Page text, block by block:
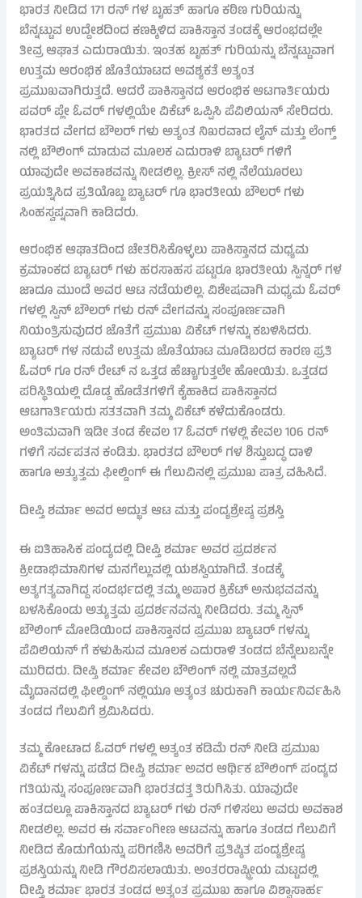
ಭಾರತ ನೀಡಿದ 171 ರನ್ ಗಳ ಬೃಹತ್ ಹಾಗೂ ಕಠಿಣ ಗುರಿಯನ್ನು
ಬೆನ್ನಟ್ಟುವ ಉದ್ದೇಶದಿಂದ ಕಣಕ್ಕಿಳಿದ ಪಾಕಿಸ್ತಾನ ತಂಡಕ್ಕೆ ಆರಂಭದಲ್ಲೇ
ತೀವ್ರ ಆಘಾತ ಎದುರಾಯಿತು. ಇಂತಹ ಬೃಹತ್ ಗುರಿಯನ್ನು ಬೆನ್ನಟ್ಟುವಾಗ
ಉತ್ತಮ ಆರಂಭಿಕ ಜೊತೆಯಾಟದ ಅವಶ್ಯಕತೆ ಅತ್ಯಂತ
ಪ್ರಮುಖವಾಗಿರುತ್ತದೆ. ಆದರೆ ಪಾಕಿಸ್ತಾನದ ಆರಂಭಿಕ ಆಟಗಾರ್ತಿಯರು
ಪವರ್ ಪ್ಲೇ ಓವರ್ ಗಳಲ್ಲಿಯೇ ವಿಕೆಟ್ ಒಪ್ಪಿಸಿ ಪೆವಿಲಿಯನ್ ಸೇರಿದರು.
ಭಾರತದ ವೇಗದ ಬೌಲರ್ ಗಳು ಅತ್ಯಂತ ನಿಖರವಾದ ಲೈನ್ ಮತ್ತು ಲೆಂಗ್ತ್
ನಲ್ಲಿ ಬೌಲಿಂಗ್ ಮಾಡುವ ಮೂಲಕ ಎದುರಾಳಿ ಬ್ಯಾಟರ್ ಗಳಿಗೆ
ಯಾವುದೇ ಅವಕಾಶವನ್ನು ನೀಡಲಿಲ್ಲ. ಕ್ರೀಸ್ ನಲ್ಲಿ ನೆಲೆಯೂರಲು
ಪ್ರಯತ್ನಿಸಿದ ಪ್ರತಿಯೊಬ್ಬ ಬ್ಯಾಟರ್ ಗೂ ಭಾರತೀಯ ಬೌಲರ್ ಗಳು
ಸಿಂಹಸ್ವಪ್ನವಾಗಿ ಕಾಡಿದರು.
ಆರಂಭಿಕ ಆಘಾತದಿಂದ ಚೇತರಿಸಿಕೊಳ್ಳಲು ಪಾಕಿಸ್ತಾನದ ಮಧ್ಯಮ
ಕ್ರಮಾಂಕದ ಬ್ಯಾಟರ್ ಗಳು ಹರಸಾಹಸ ಪಟ್ಟರೂ ಭಾರತೀಯ ಸ್ಪಿನ್ನರ್ ಗಳ
ಜಾದೂ ಮುಂದೆ ಅವರ ಆಟ ನಡೆಯಲಿಲ್ಲ. ವಿಶೇಷವಾಗಿ ಮಧ್ಯಮ ಓವರ್
ಗಳಲ್ಲಿ ಸ್ಪಿನ್ ಬೌಲರ್ ಗಳು ರನ್ ವೇಗವನ್ನು ಸಂಪೂರ್ಣವಾಗಿ
ನಿಯಂತ್ರಿಸುವುದರ ಜೊತೆಗೆ ಪ್ರಮುಖ ವಿಕೆಟ್ ಗಳನ್ನು ಕಬಳಿಸಿದರು.
ಬ್ಯಾಟರ್ ಗಳ ನಡುವೆ ಉತ್ತಮ ಜೊತೆಯಾಟ ಮೂಡಿಬರದ ಕಾರಣ ಪ್ರತಿ
ಓವರ್ ಗೂ ರನ್ ರೇಟ್ ನ ಒತ್ತಡ ಹೆಚ್ಚಾಗುತ್ತಲೇ ಹೋಯಿತು. ಒತ್ತಡದ
ಪರಿಸ್ಥಿತಿಯಲ್ಲಿ ದೊಡ್ಡ ಹೊಡೆತಗಳಿಗೆ ಕೈಹಾಕಿದ ಪಾಕಿಸ್ತಾನದ
ಆಟಗಾರ್ತಿಯರು ಸತತವಾಗಿ ತಮ್ಮ ವಿಕೆಟ್ ಕಳೆದುಕೊಂಡರು.
ಅಂತಿಮವಾಗಿ ಇಡೀ ತಂಡ ಕೇವಲ 17 ಓವರ್ ಗಳಲ್ಲಿ ಕೇವಲ 106 ರನ್
ಗಳಿಗೆ ಸರ್ವಪತನ ಕಂಡಿತು. ಭಾರತದ ಬೌಲರ್ ಗಳ ಶಿಸ್ತುಬದ್ಧ ದಾಳಿ
ಹಾಗೂ ಅತ್ಯುತ್ತಮ ಫೀಲ್ಡಿಂಗ್ ಈ ಗೆಲುವಿನಲ್ಲಿ ಪ್ರಮುಖ ಪಾತ್ರ ವಹಿಸಿದೆ.
ದೀಪ್ತಿ ಶರ್ಮಾ ಅವರ ಅದ್ಭುತ ಆಟ ಮತ್ತು ಪಂದ್ಯಶ್ರೇಷ್ಠ ಪ್ರಶಸ್ತಿ
ಈ ಐತಿಹಾಸಿಕ ಪಂದ್ಯದಲ್ಲಿ ದೀಪ್ತಿ ಶರ್ಮಾ ಅವರ ಪ್ರದರ್ಶನ
ಕ್ರೀಡಾಭಿಮಾನಿಗಳ ಮನಗೆಲ್ಲುವಲ್ಲಿ ಯಶಸ್ವಿಯಾಗಿದೆ. ತಂಡಕ್ಕೆ
ಅತ್ಯಗತ್ಯವಾಗಿದ್ದ ಸಂದರ್ಭದಲ್ಲಿ ತಮ್ಮ ಅಪಾರ ಕ್ರಿಕೆಟ್ ಅನುಭವವನ್ನು
ಬಳಸಿಕೊಂಡು ಅತ್ಯುತ್ತಮ ಪ್ರದರ್ಶನವನ್ನು ನೀಡಿದರು. ತಮ್ಮ ಸ್ಪಿನ್
ಬೌಲಿಂಗ್ ಮೋಡಿಯಿಂದ ಪಾಕಿಸ್ತಾನದ ಪ್ರಮುಖ ಬ್ಯಾಟರ್ ಗಳನ್ನು
ಪೆವಿಲಿಯನ್ ಗೆ ಕಳುಹಿಸುವ ಮೂಲಕ ಎದುರಾಳಿ ತಂಡದ ಬೆನ್ನೆಲುಬನ್ನೇ
ಮುರಿದರು. ದೀಪ್ತಿ ಶರ್ಮಾ ಕೇವಲ ಬೌಲಿಂಗ್ ನಲ್ಲಿ ಮಾತ್ರವಲ್ಲದೆ
ಮೈದಾನದಲ್ಲಿ ಫೀಲ್ಡಿಂಗ್ ನಲ್ಲಿಯೂ ಅತ್ಯಂತ ಚುರುಕಾಗಿ ಕಾರ್ಯನಿರ್ವಹಿಸಿ
ತಂಡದ ಗೆಲುವಿಗೆ ಶ್ರಮಿಸಿದರು.
ತಮ್ಮ ಕೋಟಾದ ಓವರ್ ಗಳಲ್ಲಿ ಅತ್ಯಂತ ಕಡಿಮೆ ರನ್ ನೀಡಿ ಪ್ರಮುಖ
ವಿಕೆಟ್ ಗಳನ್ನು ಪಡೆದ ದೀಪ್ತಿ ಶರ್ಮಾ ಅವರ ಆರ್ಥಿಕ ಬೌಲಿಂಗ್ ಪಂದ್ಯದ
ಗತಿಯನ್ನು ಸಂಪೂರ್ಣವಾಗಿ ಭಾರತದತ್ತ ತಿರುಗಿಸಿತು. ಯಾವುದೇ
ಹಂತದಲ್ಲೂ ಪಾಕಿಸ್ತಾನದ ಬ್ಯಾಟರ್ ಗಳು ರನ್ ಗಳಿಸಲು ಅವರು ಅವಕಾಶ
ನೀಡಲಿಲ್ಲ. ಅವರ ಈ ಸರ್ವಾಂಗೀಣ ಆಟವನ್ನು ಹಾಗೂ ತಂಡದ ಗೆಲುವಿಗೆ
ನೀಡಿದ ಕೊಡುಗೆಯನ್ನು ಪರಿಗಣಿಸಿ ಅವರಿಗೆ ಪ್ರತಿಷ್ಠಿತ ಪಂದ್ಯಶ್ರೇಷ್ಠ
ಪ್ರಶಸ್ತಿಯನ್ನು ನೀಡಿ ಗೌರವಿಸಲಾಯಿತು. ಅಂತರರಾಷ್ಟ್ರೀಯ ಮಟ್ಟದಲ್ಲಿ
ದೀಪ್ತಿ ಶರ್ಮಾ ಭಾರತ ತಂಡದ ಅತ್ಯಂತ ಪ್ರಮುಖ ಹಾಗೂ ವಿಶ್ವಾಸಾರ್ಹ